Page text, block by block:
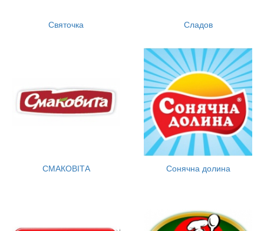
Святочка Сладов
СМАКОВІТА Сонячна долина